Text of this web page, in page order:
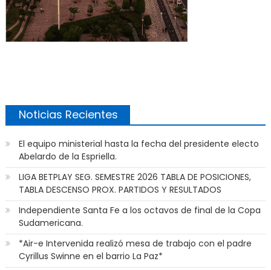
Noticias Recientes
El equipo ministerial hasta la fecha del presidente electo
Abelardo de la Espriella.
LIGA BETPLAY SEG. SEMESTRE 2026 TABLA DE POSICIONES,
TABLA DESCENSO PROX. PARTIDOS Y RESULTADOS
Independiente Santa Fe a los octavos de final de la Copa
Sudamericana.
*Air-e Intervenida realizó mesa de trabajo con el padre
Cyrillus Swinne en el barrio La Paz*